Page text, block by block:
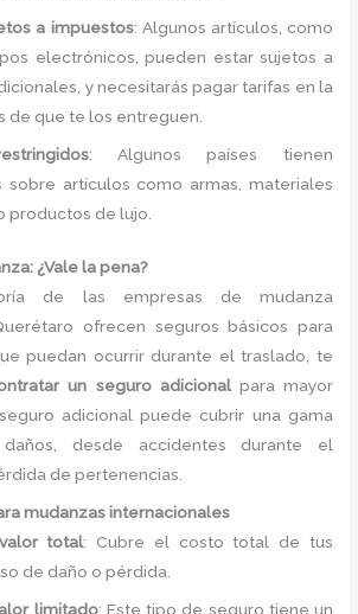
a impuestos: Algunos artículos, como
electrónicos, pueden estar sujetos a
y necesitarás pagar tarifas en la
de que te los entreguen.
: Algunos países tienen
sobre artículos como armas, materiales
productos de lujo.
¿Vale la pena?
de las empresas de mudanza
ofrecen seguros básicos para
puedan ocurrir durante el traslado, te
un seguro adicionalpara mayor
adicional puede cubrir una gama
desde accidentes durante el
de pertenencias.
mudanzas internacionales
total: Cubre el costo total de tus
de daño o pérdida.
limitado: Este tipo de seguro tiene un